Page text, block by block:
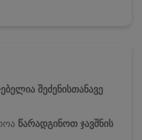
შეძენისთანავე
წარადგინოთ ჯავშნის